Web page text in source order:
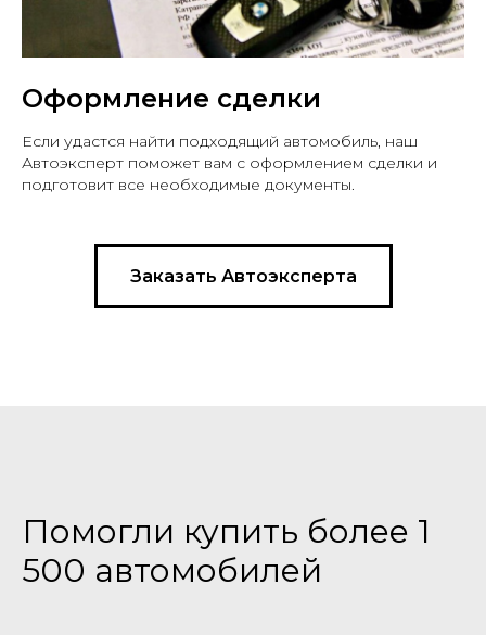
Меню
Оформление сделки
Если удастся найти подходящий автомобиль, наш
Автоэксперт поможет вам с оформлением сделки и
подготовит все необходимые документы.
Заказать Автоэксперта
Помогли купить более 1
500 автомобилей